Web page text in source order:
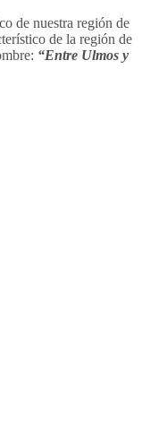
de nuestra región de
de la región de
“Entre Ulmos y